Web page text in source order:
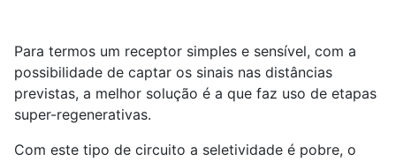
Para termos um receptor simples e sensível, com a
possibilidade de captar os sinais nas distâncias
previstas, a melhor solução é a que faz uso de etapas
super-regenerativas.
Com este tipo de circuito a seletividade é pobre, o